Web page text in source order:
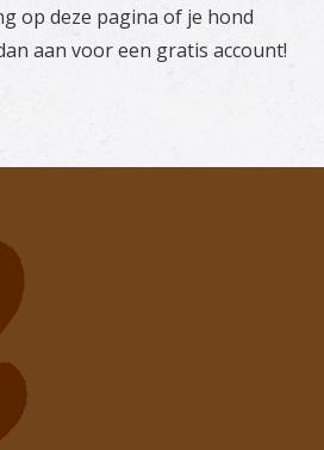
op deze pagina of je hond
aan voor een gratis account!